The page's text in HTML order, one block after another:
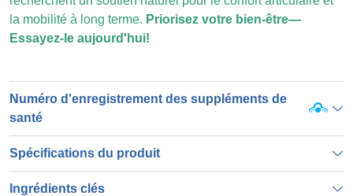
la mobilité à long terme. Priorisez votre bien-être—
Essayez-le aujourd'hui!
Numéro d'enregistrement des suppléments de
santé
Spécifications du produit
Ingrédients clés